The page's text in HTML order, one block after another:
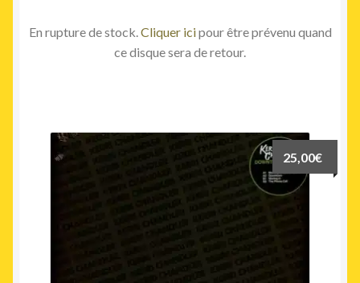
En rupture de stock. Cliquer icipour être prévenu quand
ce disque sera de retour.
25,00€